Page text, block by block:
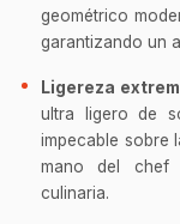
geométrico
garantizando un
Ligereza
ultra ligero de
impecable sobre
mano del chef
culinaria.